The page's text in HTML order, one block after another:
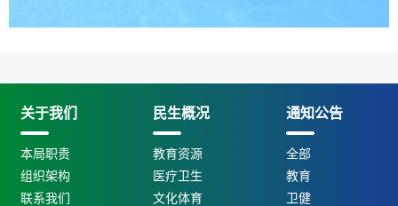
关于我们
本局职责
组织架构
联系我们
民生概况
教育资源
医疗卫生
文化体育
通知公告
全部
教育
卫健